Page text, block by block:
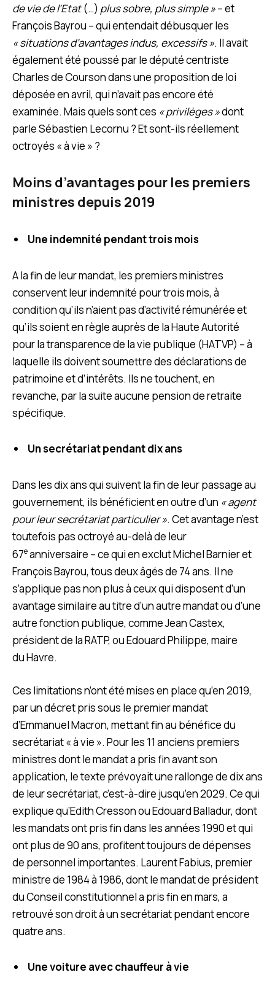
de vie de l’Etat(…) plus sobre, plus simple »– et
François Bayrou – qui entendait débusquer les
« situations d’avantages indus, excessifs ». Il avait
également été poussé par le député centriste
Charles de Courson dans une proposition de loi
déposée en avril, qui n’avait pas encore été
examinée. Mais quels sont ces « privilèges »dont
parle Sébastien Lecornu ? Et sont-ils réellement
octroyés « à vie » ?
Moins d’avantages pour les premiers
ministres depuis 2019
Une indemnité pendant trois mois
A la fin de leur mandat, les premiers ministres
conservent leur indemnité pour trois mois, à
condition qu’ils n’aient pas d’activité rémunérée et
qu’ils soient en règle auprès de la Haute Autorité
pour la transparence de la vie publique (HATVP) – à
laquelle ils doivent soumettre des déclarations de
patrimoine et d’intérêts. Ils ne touchent, en
revanche, par la suite aucune pension de retraite
spécifique.
Un secrétariat pendant dix ans
Dans les dix ans qui suivent la fin de leur passage au
gouvernement, ils bénéficient en outre d’un « agent
pour leur secrétariat particulier ». Cet avantage n’est
toutefois pas octroyé au-delà de leur
67eanniversaire – ce qui en exclut Michel Barnier et
François Bayrou, tous deux âgés de 74 ans. Il ne
s’applique pas non plus à ceux qui disposent d’un
avantage similaire au titre d’un autre mandat ou d’une
autre fonction publique, comme Jean Castex,
président de la RATP, ou Edouard Philippe, maire
du Havre.
Ces limitations n’ont été mises en place qu’en 2019,
par un décret pris sous le premier mandat
d’Emmanuel Macron, mettant fin au bénéfice du
secrétariat « à vie ». Pourles 11 anciens premiers
ministres dont le mandat a pris fin avant son
application, le texte prévoyait une rallonge de dix ans
de leur secrétariat, c’est-à-dire jusqu’en 2029. Ce qui
explique qu’Edith Cresson ou Edouard Balladur, dont
les mandats ont pris fin dans les années 1990 et qui
ont plus de 90 ans, profitent toujours de dépenses
de personnel importantes. Laurent Fabius, premier
ministre de 1984 à 1986, dont le mandat de président
du Conseil constitutionnel a pris fin en mars, a
retrouvé son droit à un secrétariat pendant encore
quatre ans.
Une voiture avec chauffeur à vie